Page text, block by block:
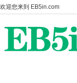
欢迎您来到 EB5in.com